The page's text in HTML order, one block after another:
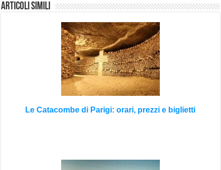
Articoli Simili
Le Catacombe di Parigi: orari, prezzi e biglietti